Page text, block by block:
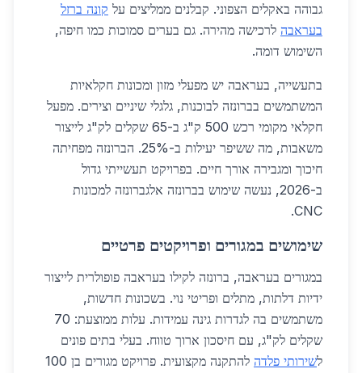
גבוהה באקלים הצפוני. קבלנים ממליצים על קונה ברזל
בעראבה לרכישה מהירה. גם בערים סמוכות כמו חיפה,
השימוש דומה.
בתעשייה, בעראבה יש מפעלי מזון ומכונות חקלאיות
המשתמשים בברונזה לבוכנות, גלגלי שיניים וצירים. מפעל
חקלאי מקומי רכש 500 ק"ג ב-65 שקלים לק"ג לייצור
משאבות, מה ששיפר יעילות ב-25%. הברונזה מפחיתה
חיכוך ומגבירה אורך חיים. בפרויקט תעשייתי גדול
ב-2026, נעשה שימוש בברונזה אלגברונזה למכונות
CNC.
שימושים במגורים ופרויקטים פרטיים
במגורים בעראבה, ברונזה לקילו בעראבה פופולרית לייצור
ידיות דלתות, מתלים ופריטי נוי. בשכונות חדשות,
משתמשים בה לגדרות גינה עמידות. עלות ממוצעת: 70
שקלים לק"ג, עם חיסכון ארוך טווח. בעלי בתים פונים
לשירותי פלדה
להתקנה מקצועית. פרויקט מגורים בן 100